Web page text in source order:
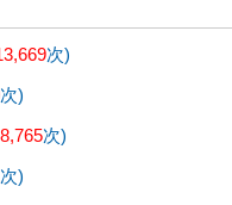
次)
次)
次)
次)